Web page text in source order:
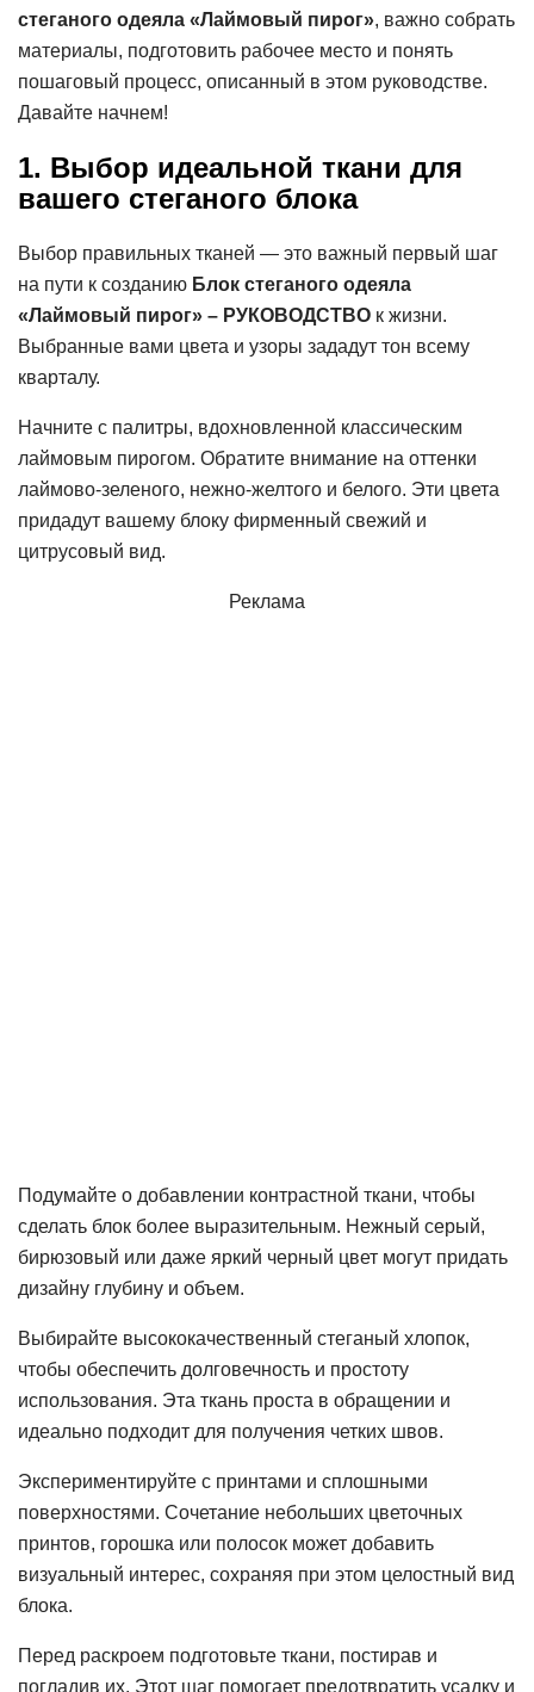
стеганого одеяла «Лаймовый пирог», важно собрать
материалы, подготовить рабочее место и понять
пошаговый процесс, описанный в этом руководстве.
Давайте начнем!
1. Выбор идеальной ткани для
вашего стеганого блока
Выбор правильных тканей — это важный первый шаг
на пути к созданию Блок стеганого одеяла
«Лаймовый пирог» – РУКОВОДСТВО к жизни.
Выбранные вами цвета и узоры зададут тон всему
кварталу.
Начните с палитры, вдохновленной классическим
лаймовым пирогом. Обратите внимание на оттенки
лаймово-зеленого, нежно-желтого и белого. Эти цвета
придадут вашему блоку фирменный свежий и
цитрусовый вид.
Реклама
Подумайте о добавлении контрастной ткани, чтобы
сделать блок более выразительным. Нежный серый,
бирюзовый или даже яркий черный цвет могут придать
дизайну глубину и объем.
Выбирайте высококачественный стеганый хлопок,
чтобы обеспечить долговечность и простоту
использования. Эта ткань проста в обращении и
идеально подходит для получения четких швов.
Экспериментируйте с принтами и сплошными
поверхностями. Сочетание небольших цветочных
принтов, горошка или полосок может добавить
визуальный интерес, сохраняя при этом целостный вид
блока.
Перед раскроем подготовьте ткани, постирав и
погладив их. Этот шаг помогает предотвратить усадку и